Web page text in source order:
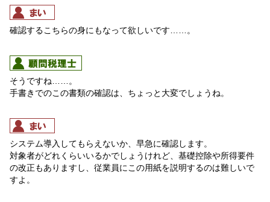
確認するこちらの身にもなって欲しいです……。
そうですね……。
手書きでのこの書類の確認は、ちょっと大変でしょうね。
システム導入してもらえないか、早急に確認します。
対象者がどれくらいいるかでしょうけれど、基礎控除や所得要件
の改正もありますし、従業員にこの用紙を説明するのは難しいで
すよ。